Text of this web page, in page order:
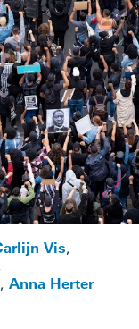
Vis,
, Anna Herter